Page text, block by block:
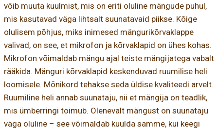
võib muuta kuulmist, mis on eriti oluline mängude puhul,
mis kasutavad väga lihtsalt suunatavaid piikse. Kõige
olulisem põhjus, miks inimesed mängurikõrvaklappe
valivad, on see, et mikrofon ja kõrvaklapid on ühes kohas.
Mikrofon võimaldab mängu ajal teiste mängijatega vabalt
rääkida. Mänguri kõrvaklapid keskenduvad ruumilise heli
loomisele. Mõnikord tehakse seda üldise kvaliteedi arvelt.
Ruumiline heli annab suunataju, nii et mängija on teadlik,
mis ümberringi toimub. Olenevalt mängust on suunataju
väga oluline – see võimaldab kuulda samme, kui keegi